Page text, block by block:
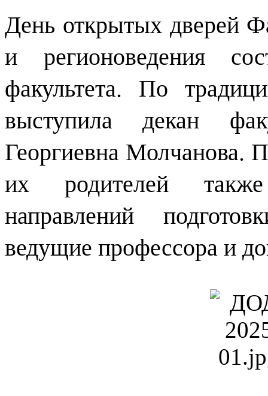
День открытых дверей
и регионоведения
факультета. По
выступила декан
Георгиевна Молчанова.
их родителей
направлений
ведущие профессора и